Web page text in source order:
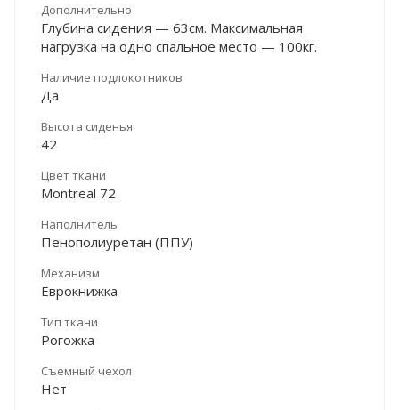
Дополнительно
Глубина сидения — 63см. Максимальная
нагрузка на одно спальное место — 100кг.
Наличие подлокотников
Да
Высота сиденья
42
Цвет ткани
Montreal 72
Наполнитель
Пенополиуретан (ППУ)
Механизм
Еврокнижка
Тип ткани
Рогожка
Съемный чехол
Нет